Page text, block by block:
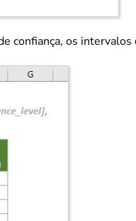
confiança, os